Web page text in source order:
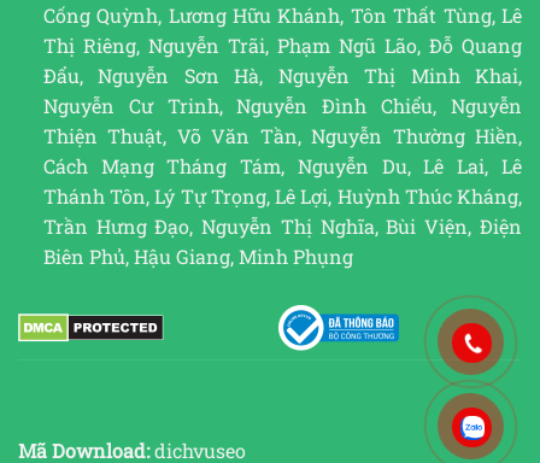
Cống Quỳnh, Lương Hữu Khánh, Tôn Thất Tùng, Lê
Thị Riêng, Nguyễn Trãi, Phạm Ngũ Lão, Đỗ Quang
Đẩu, Nguyễn Sơn Hà, Nguyễn Thị Minh Khai,
Nguyễn Cư Trinh, Nguyễn Đình Chiểu, Nguyễn
Thiện Thuật, Võ Văn Tần, Nguyễn Thường Hiền,
Cách Mạng Tháng Tám, Nguyễn Du, Lê Lai, Lê
Thánh Tôn, Lý Tự Trọng, Lê Lợi, Huỳnh Thúc Kháng,
Trần Hưng Đạo, Nguyễn Thị Nghĩa, Bùi Viện, Điện
Biên Phủ, Hậu Giang, Minh Phụng
Mã Download:dichvuseo